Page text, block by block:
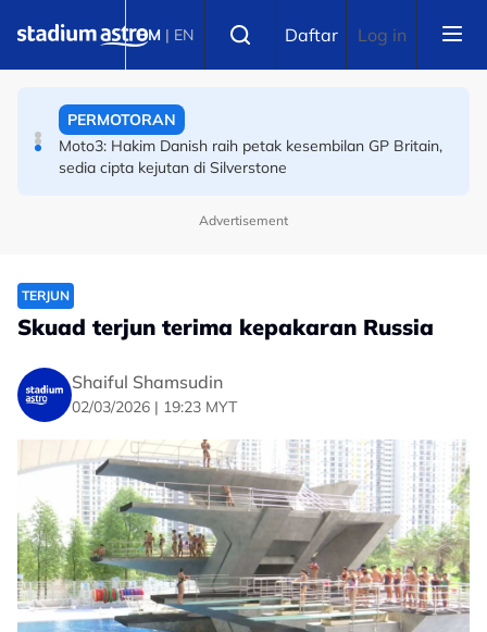
BM | EN Daftar Log in
Moto3: Hakim Danish raih petak kesembilan GP Britain,
BOLA SEPAK
Piala Hyundai ASEAN: Malaysia ke separuh akhir! Wan
Kuzain arkitek kemenangan Harimau Malaya
Advertisement
TERJUN
Skuad terjun terima kepakaran Russia
Shaiful Shamsudin
02/03/2026 | 19:23 MYT